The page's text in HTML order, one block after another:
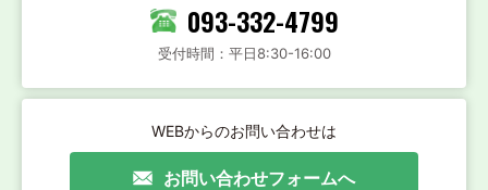
093-332-4799
受付時間：平日8:30-16:00
WEBからのお問い合わせは
お問い合わせフォームへ